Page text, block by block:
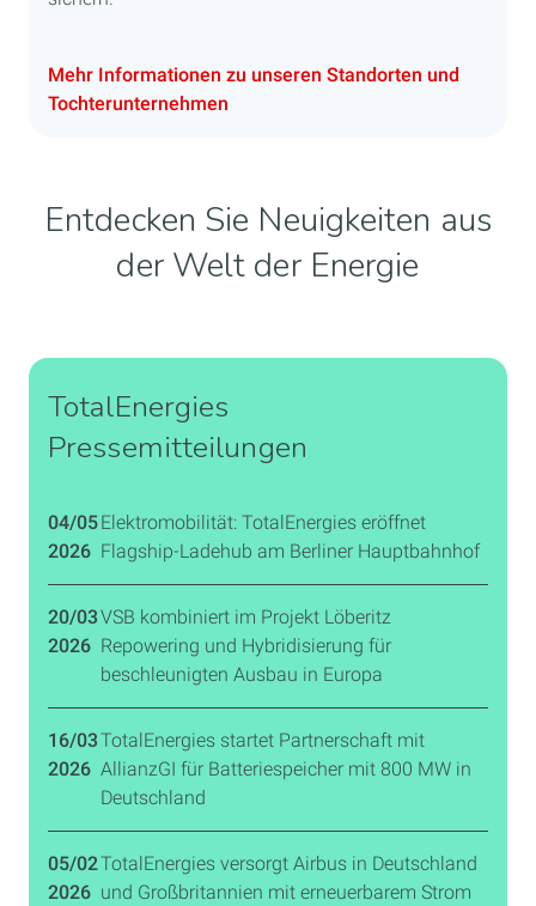
Mehr Informationen zu unseren Standorten und
Tochterunternehmen
Entdecken Sie Neuigkeiten aus
der Welt der Energie
TotalEnergies
Pressemitteilungen
04/05
2026
Elektromobilität: TotalEnergies eröffnet
Flagship-Ladehub am Berliner Hauptbahnhof
20/03
2026
VSB kombiniert im Projekt Löberitz
Repowering und Hybridisierung für
beschleunigten Ausbau in Europa
16/03
2026
TotalEnergies startet Partnerschaft mit
AllianzGI für Batteriespeicher mit 800 MW in
Deutschland
05/02
2026
TotalEnergies versorgt Airbus in Deutschland
und Großbritannien mit erneuerbarem Strom